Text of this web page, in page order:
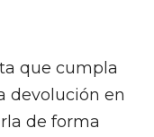
que cumpla
devolución en
de forma